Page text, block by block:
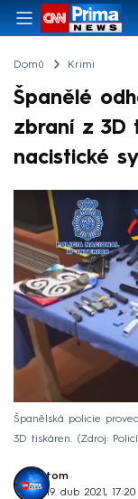
Domů Krimi
Španělé
zbraní z 3D
nacistické
Španělská policie
3D tiskáren.
Zdroj:
tom
19. dub 2021, 17:20